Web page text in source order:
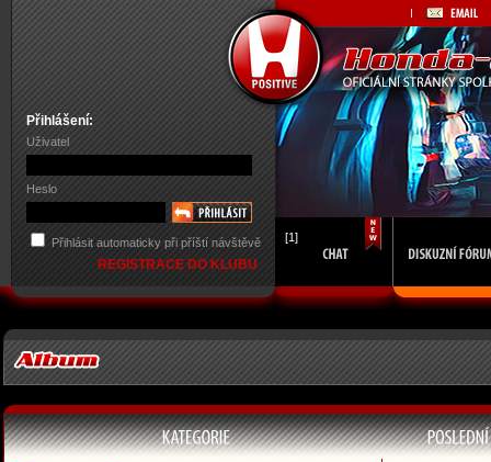
Přihlášení:
Uživatel
Heslo
Přihlásit automaticky při příští návštěvě
REGISTRACE DO KLUBU
[1]